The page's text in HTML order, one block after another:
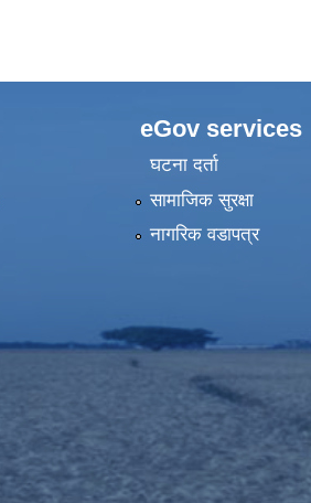
eGov services
घटना दर्ता
सामाजिक सुरक्षा
नागरिक वडापत्र